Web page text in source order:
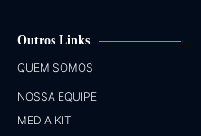
Outros Links
QUEM SOMOS
NOSSA EQUIPE
MEDIA KIT